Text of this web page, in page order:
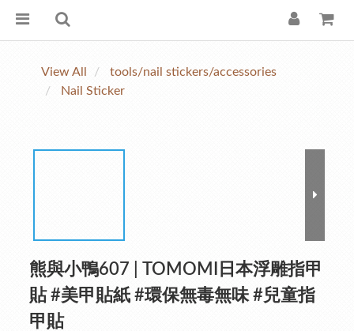
View All
tools/nail stickers/accessories
Nail Sticker
熊與小鴨607 | TOMOMI日本浮雕指甲
貼 #美甲貼紙 #環保無毒無味 #兒童指
甲貼